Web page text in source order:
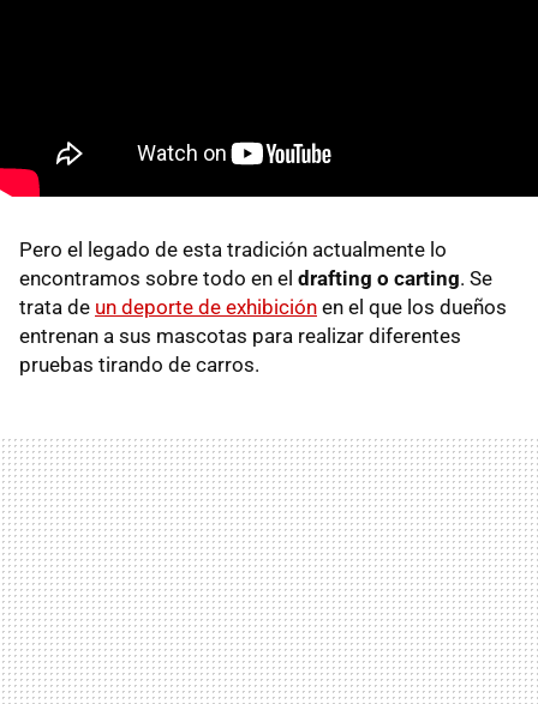
Pero el legado de esta tradición actualmente lo
encontramos sobre todo en el drafting o carting. Se
trata de un deporte de exhibición en el que los dueños
entrenan a sus mascotas para realizar diferentes
pruebas tirando de carros.